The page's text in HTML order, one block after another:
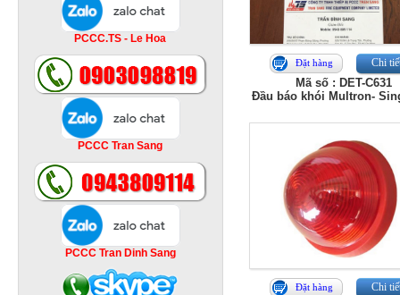
PCCC.TS - Le Hoa
PCCC Tran Sang
PCCC Tran Dinh Sang
Đặt hàng Chi
Mã số : DET-C631
Đầu báo khói Multron-
Đặt hàng Chi